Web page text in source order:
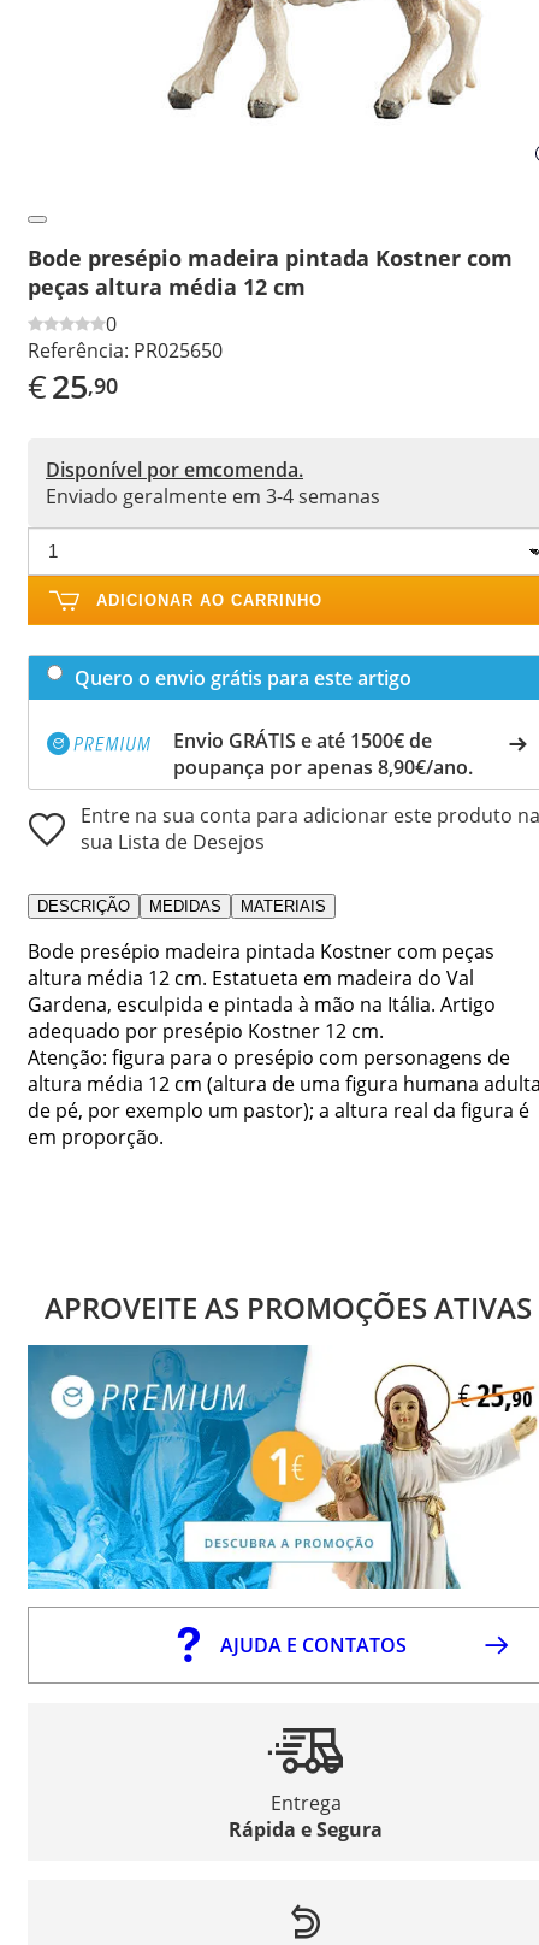
Bode presépio madeira pintada Kostner com
peças altura média 12 cm
0
Referência: PR025650
€25,90
Disponível por emcomenda.
Enviado geralmente em 3-4 semanas
ADICIONAR AO CARRINHO
Quero o envio grátis para este artigo
Envio GRÁTIS e até 1500€ de
poupança por apenas 8,90€/ano.
Entre na sua conta para adicionar este produto na
sua Lista de Desejos
DESCRIÇÃO MEDIDAS MATERIAIS
Bode presépio madeira pintada Kostner com peças
altura média 12 cm. Estatueta em madeira do Val
Gardena, esculpida e pintada à mão na Itália. Artigo
adequado por presépio Kostner 12 cm.
Atenção: figura para o presépio com personagens de
altura média 12 cm (altura de uma figura humana
de pé, por exemplo um pastor); a altura real da figura é
em proporção.
APROVEITE AS PROMOÇÕES ATIVAS
AJUDA E CONTATOS
Entrega
Rápida e Segura